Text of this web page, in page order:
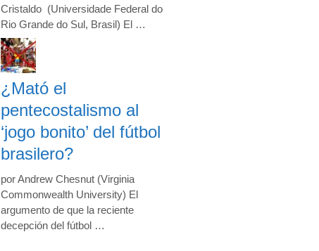
Cristaldo (Universidade Federal do
Rio Grande do Sul, Brasil) El …
¿Mató el
pentecostalismo al
‘jogo bonito’ del fútbol
brasilero?
por Andrew Chesnut (Virginia
Commonwealth University) El
argumento de que la reciente
decepción del fútbol …